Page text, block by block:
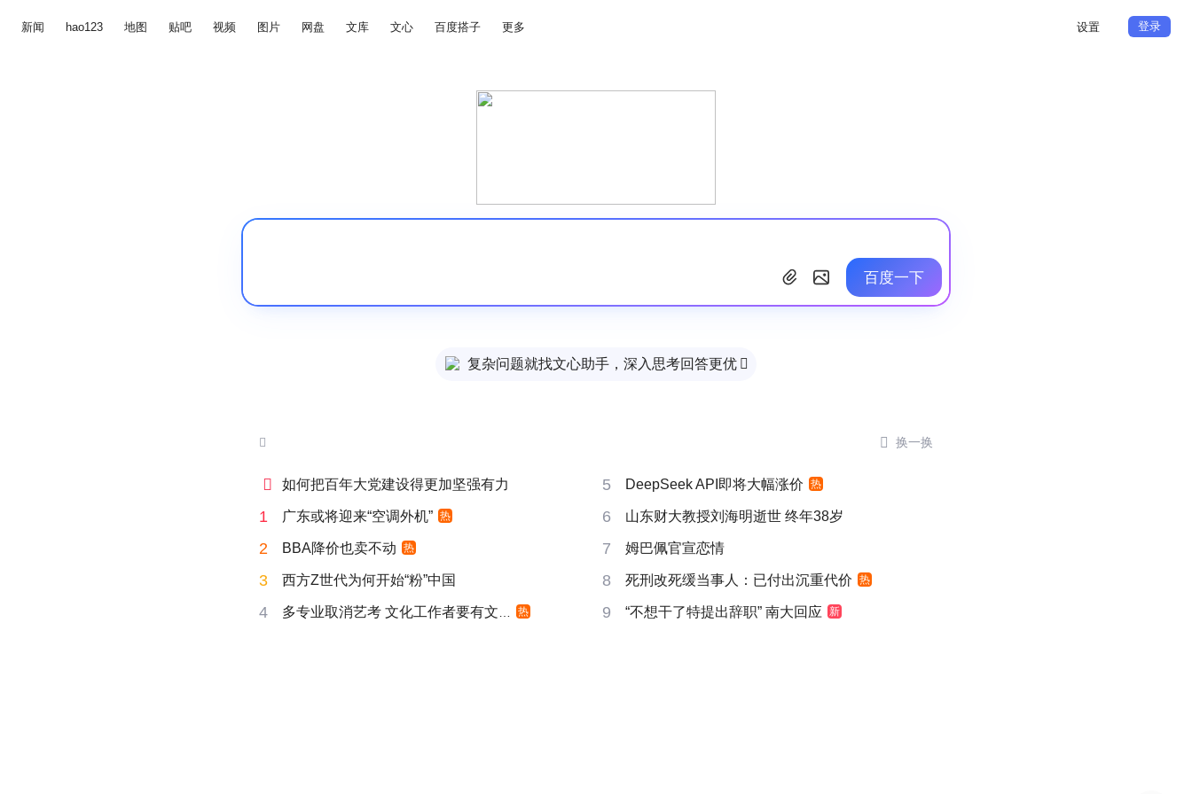
新闻 hao123 地图 贴吧 视频 图片 网盘 文库 文心 百度搭子 更多 设置 登录
百度一下
复杂问题就找文心助手，深入思考回答更优 
  换一换
 如何把百年大党建设得更加坚强有力 5 DeepSeek API即将大幅涨价 热
1 广东或将迎来“空调外机” 热 6 山东财大教授刘海明逝世 终年38岁
2 BBA降价也卖不动 热 7 姆巴佩官宣恋情
3 西方Z世代为何开始“粉”中国 8 死刑改死缓当事人：已付出沉重代价 热
4 多专业取消艺考 文化工作者要有文化 热 9 “不想干了特提出辞职” 南大回应 新